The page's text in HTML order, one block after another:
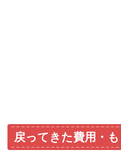
戻ってきた費用・